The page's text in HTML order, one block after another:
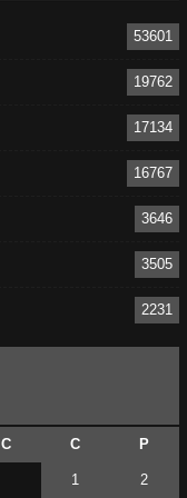
53601
19762
17134
16767
3646
3505
2231
C C P
1 2